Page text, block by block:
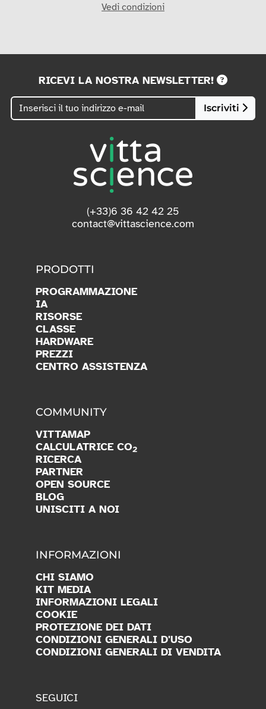
Vedi condizioni
RICEVI LA NOSTRA NEWSLETTER!
Iscriviti
(+33)6 36 42 42 25
contact@vittascience.com
PRODOTTI
PROGRAMMAZIONE
IA
RISORSE
CLASSE
HARDWARE
PREZZI
CENTRO ASSISTENZA
COMMUNITY
VITTAMAP
CALCULATRICE CO2
RICERCA
PARTNER
OPEN SOURCE
BLOG
UNISCITI A NOI
INFORMAZIONI
CHI SIAMO
KIT MEDIA
INFORMAZIONI LEGALI
COOKIE
PROTEZIONE DEI DATI
CONDIZIONI GENERALI D'USO
CONDIZIONI GENERALI DI VENDITA
SEGUICI